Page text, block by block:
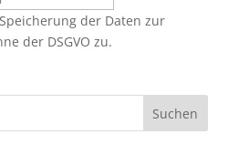
der Daten zur
der DSGVO zu.